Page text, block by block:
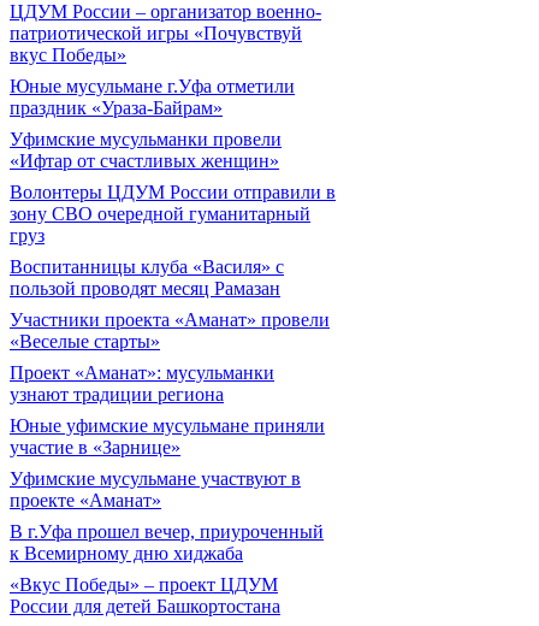
ЦДУМ России – организатор военно-
патриотической игры «Почувствуй
вкус Победы»
Юные мусульмане г.Уфа отметили
праздник «Ураза-Байрам»
Уфимские мусульманки провели
«Ифтар от счастливых женщин»
Волонтеры ЦДУМ России отправили в
зону СВО очередной гуманитарный
груз
Воспитанницы клуба «Василя» с
пользой проводят месяц Рамазан
Участники проекта «Аманат» провели
«Веселые старты»
Проект «Аманат»: мусульманки
узнают традиции региона
Юные уфимские мусульмане приняли
участие в «Зарнице»
Уфимские мусульмане участвуют в
проекте «Аманат»
В г.Уфа прошел вечер, приуроченный
к Всемирному дню хиджаба
«Вкус Победы» – проект ЦДУМ
России для детей Башкортостана